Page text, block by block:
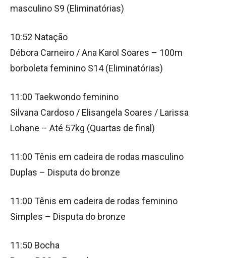
masculino S9 (Eliminatórias)
10:52 Natação
Débora Carneiro / Ana Karol Soares – 100m
borboleta feminino S14 (Eliminatórias)
11:00 Taekwondo feminino
Silvana Cardoso / Elisangela Soares / Larissa
Lohane – Até 57kg (Quartas de final)
11:00 Tênis em cadeira de rodas masculino
Duplas – Disputa do bronze
11:00 Tênis em cadeira de rodas feminino
Simples – Disputa do bronze
11:50 Bocha